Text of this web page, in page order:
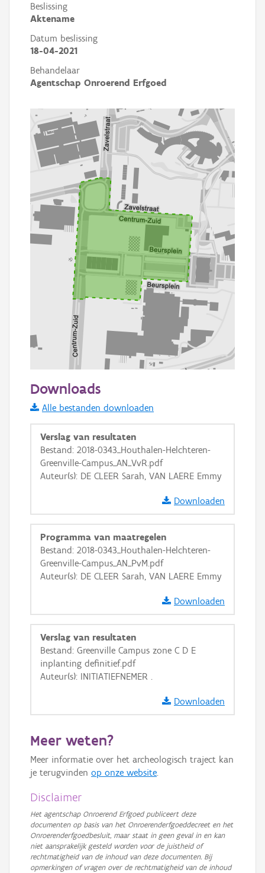
Beslissing
Aktename
Datum beslissing
18-04-2021
Behandelaar
Agentschap Onroerend Erfgoed
Informatie Vlaanderen
i
+ −
Basis Lagen
OSM-Basiskaart
GRB-Basiskaart
GRB-Basiskaart in grijswaarden
Downloads
Alle bestanden downloaden
Verslag van resultaten
Bestand: 2018-0343_Houthalen-Helchteren-
Greenville-Campus_AN_VvR.pdf
Auteur(s): DE CLEER Sarah, VAN LAERE Emmy
Downloaden
Programma van maatregelen
Bestand: 2018-0343_Houthalen-Helchteren-
Greenville-Campus_AN_PvM.pdf
Auteur(s): DE CLEER Sarah, VAN LAERE Emmy
Downloaden
Verslag van resultaten
Bestand: Greenville Campus zone C D E
inplanting definitief.pdf
Auteur(s): INITIATIEFNEMER .
Downloaden
Meer weten?
Meer informatie over het archeologisch traject kan
je terugvinden op onze website.
Disclaimer
Het agentschap Onroerend Erfgoed publiceert deze
documenten op basis van het Onroerenderfgoeddecreet en het
Onroerenderfgoedbesluit, maar staat in geen geval in en kan
niet aansprakelijk gesteld worden voor de juistheid of
rechtmatigheid van de inhoud van deze documenten. Bij
opmerkingen of vragen over de rechtmatigheid van de inhoud